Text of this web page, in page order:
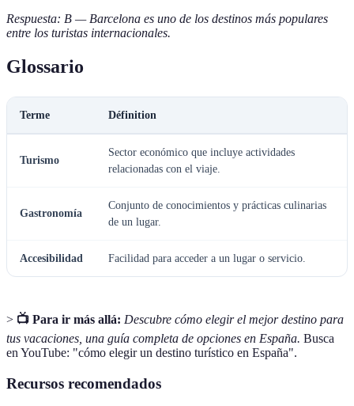
Respuesta: B — Barcelona es uno de los destinos más populares
entre los turistas internacionales.
Glossario
Terme Définition
Turismo
Sector económico que incluye actividades
relacionadas con el viaje.
Gastronomía
Conjunto de conocimientos y prácticas culinarias
de un lugar.
Accesibilidad Facilidad para acceder a un lugar o servicio.
> 📺 Para ir más allá: Descubre cómo elegir el mejor destino para
tus vacaciones, una guía completa de opciones en España. Busca
en YouTube: "cómo elegir un destino turístico en España".
Recursos recomendados